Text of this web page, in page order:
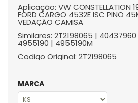
Aplicação: VW CONSTELLATION
FORD CARGO 4532E ISC PINO
VEDAÇÃO CAMISA
Similares: 2T2198065 |
4955190 | 4955190M
Codigo Original: 2T2198065
MARCA